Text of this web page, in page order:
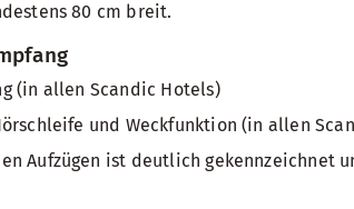
80 cm breit.
(in allen Scandic Hotels)
und Weckfunktion (in allen
Aufzügen ist deutlich gekennzeichnet